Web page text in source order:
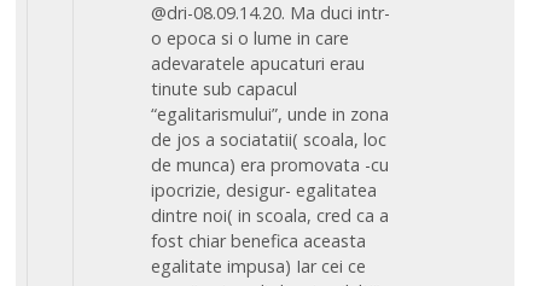
@dri-08.09.14.20. Ma duci intr-
o epoca si o lume in care
adevaratele apucaturi erau
tinute sub capacul
“egalitarismului”, unde in zona
de jos a sociatatii( scoala, loc
de munca) era promovata -cu
ipocrizie, desigur- egalitatea
dintre noi( in scoala, cred ca a
fost chiar benefica aceasta
egalitate impusa) Iar cei ce